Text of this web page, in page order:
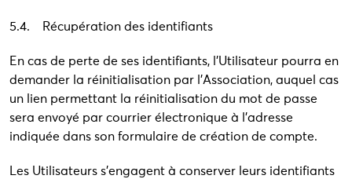
5.4. Récupération des identifiants
En cas de perte de ses identifiants, l’Utilisateur pourra en
demander la réinitialisation par l’Association, auquel cas
un lien permettant la réinitialisation du mot de passe
sera envoyé par courrier électronique à l’adresse
indiquée dans son formulaire de création de compte.
Les Utilisateurs s’engagent à conserver leurs identifiants